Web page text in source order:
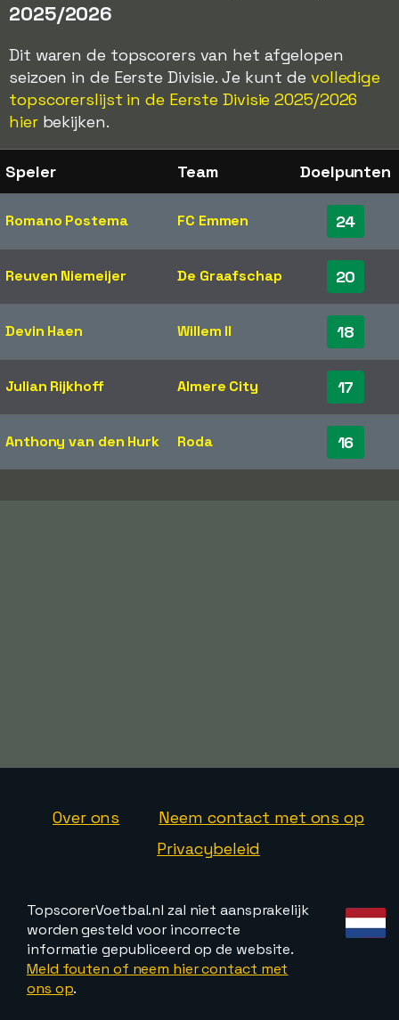
2025/2026
Dit waren de topscorers van het afgelopen
seizoen in de Eerste Divisie. Je kunt de volledige
topscorerslijst in de Eerste Divisie 2025/2026
hierbekijken.
Speler Team Doelpunten
Romano Postema FC Emmen 24
Reuven Niemeijer De Graafschap 20
Devin Haen Willem II 18
Julian Rijkhoff Almere City 17
Anthony van den Hurk Roda 16
Over ons
Neem contact met ons op
Privacybeleid
TopscorerVoetbal.nl zal niet aansprakelijk
worden gesteld voor incorrecte
informatie gepubliceerd op de website.
Meld fouten of neem hier contact met
ons op.